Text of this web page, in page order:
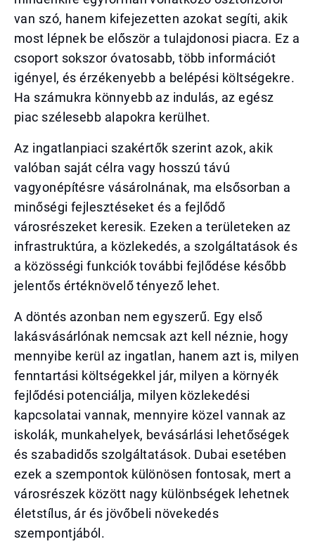
van szó, hanem kifejezetten azokat segíti, akik
most lépnek be először a tulajdonosi piacra. Ez a
csoport sokszor óvatosabb, több információt
igényel, és érzékenyebb a belépési költségekre.
Ha számukra könnyebb az indulás, az egész
piac szélesebb alapokra kerülhet.
Az ingatlanpiaci szakértők szerint azok, akik
valóban saját célra vagy hosszú távú
vagyonépítésre vásárolnának, ma elsősorban a
minőségi fejlesztéseket és a fejlődő
városrészeket keresik. Ezeken a területeken az
infrastruktúra, a közlekedés, a szolgáltatások és
a közösségi funkciók további fejlődése később
jelentős értéknövelő tényező lehet.
A döntés azonban nem egyszerű. Egy első
lakásvásárlónak nemcsak azt kell néznie, hogy
mennyibe kerül az ingatlan, hanem azt is, milyen
fenntartási költségekkel jár, milyen a környék
fejlődési potenciálja, milyen közlekedési
kapcsolatai vannak, mennyire közel vannak az
iskolák, munkahelyek, bevásárlási lehetőségek
és szabadidős szolgáltatások. Dubai esetében
ezek a szempontok különösen fontosak, mert a
városrészek között nagy különbségek lehetnek
életstílus, ár és jövőbeli növekedés
szempontjából.